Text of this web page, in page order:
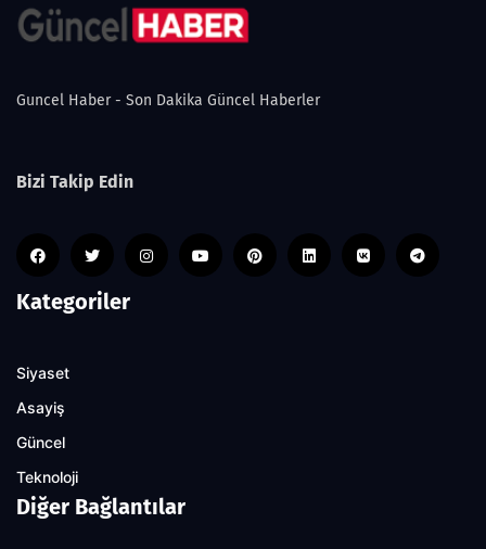
Guncel Haber - Son Dakika Güncel Haberler
Bizi Takip Edin
Kategoriler
Siyaset
Asayiş
Güncel
Teknoloji
Diğer Bağlantılar